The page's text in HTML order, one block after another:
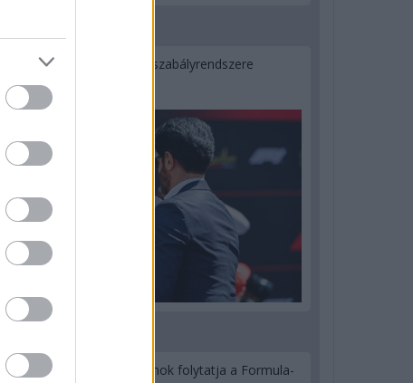
Ilyen lehet a jövő F1-es szabályrendszere
Domenicali szerint
Újabb korábbi F2-es bajnok folytatja a Formula-